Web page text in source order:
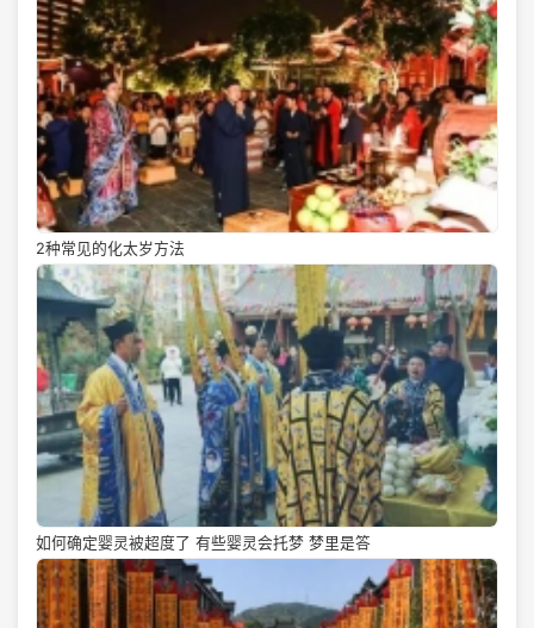
2种常见的化太岁方法
如何确定婴灵被超度了 有些婴灵会托梦 梦里是答